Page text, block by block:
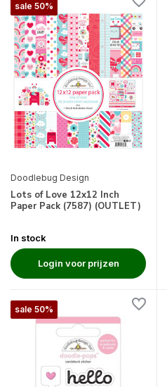
sale 50%
Doodlebug Design
Lots of Love 12x12 Inch
Paper Pack (7587) (OUTLET)
In stock
Login voor prijzen
sale 50%